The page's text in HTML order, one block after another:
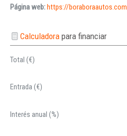
Página web:https://boraboraautos.com
Calculadorapara financiar
Total (€)
Entrada (€)
Interés anual (%)